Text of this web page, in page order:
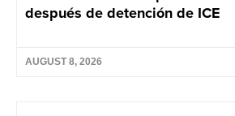
después de detención de ICE
AUGUST 8, 2026